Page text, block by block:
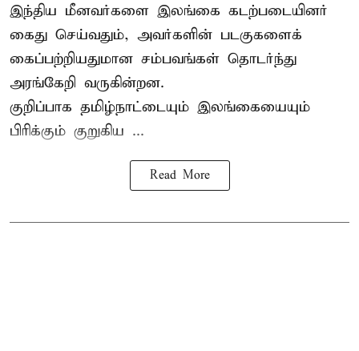
இந்திய மீனவர்களை இலங்கை கடற்படையினர்
கைது செய்வதும், அவர்களின் படகுகளைக்
கைப்பற்றியதுமான சம்பவங்கள் தொடர்ந்து
அரங்கேறி வருகின்றன.
குறிப்பாக தமிழ்நாட்டையும் இலங்கையையும்
பிரிக்கும் குறுகிய ...
Read More